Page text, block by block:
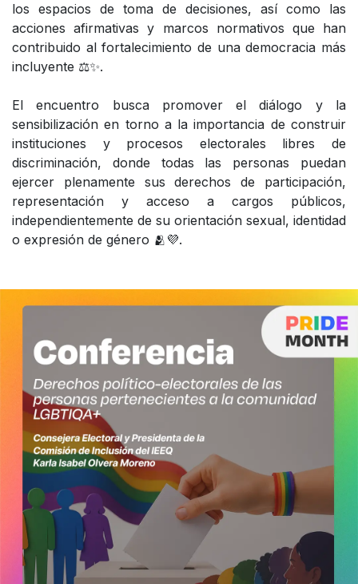
los espacios de toma de decisiones, así como las
acciones afirmativas y marcos normativos que han
contribuido al fortalecimiento de una democracia más
incluyente ⚖️✨.
El encuentro busca promover el diálogo y la
sensibilización en torno a la importancia de construir
instituciones y procesos electorales libres de
discriminación, donde todas las personas puedan
ejercer plenamente sus derechos de participación,
representación y acceso a cargos públicos,
independientemente de su orientación sexual, identidad
o expresión de género 🫂💜.